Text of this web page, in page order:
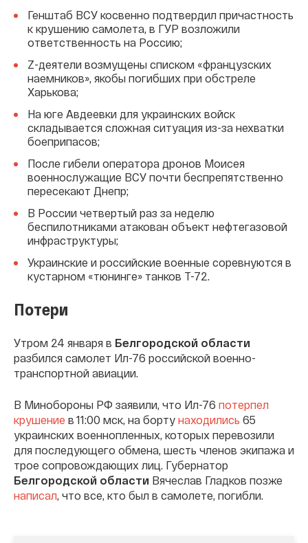
Генштаб ВСУ косвенно подтвердил причастность
к крушению самолета, в ГУР возложили
ответственность на Россию;
Z-деятели возмущены списком «французских
наемников», якобы погибших при обстреле
Харькова;
На юге Авдеевки для украинских войск
складывается сложная ситуация из-за нехватки
боеприпасов;
После гибели оператора дронов Моисея
военнослужащие ВСУ почти беспрепятственно
пересекают Днепр;
В России четвертый раз за неделю
беспилотниками атакован объект нефтегазовой
инфраструктуры;
Украинские и российские военные соревнуются в
кустарном «тюнинге» танков Т-72.
Потери
Утром 24 января в Белгородской области
разбился самолет Ил-76 российской военно-
транспортной авиации.
В Минобороны РФ заявили, что Ил-76 потерпел
крушение в 11:00 мск, на борту находились 65
украинских военнопленных, которых перевозили
для последующего обмена, шесть членов экипажа и
трое сопровождающих лиц. Губернатор
Белгородской области Вячеслав Гладков позже
написал, что все, кто был в самолете, погибли.